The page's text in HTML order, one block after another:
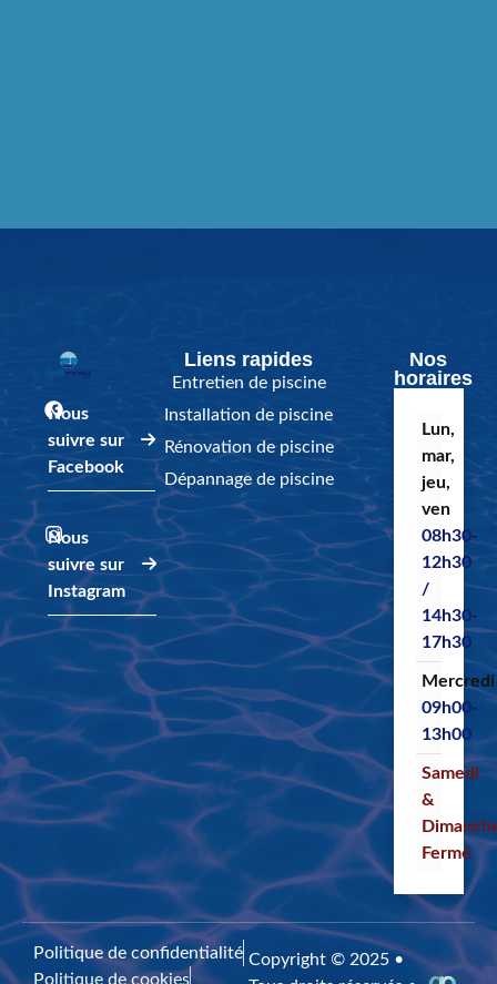
Nous
suivre sur
Facebook
Nous
suivre sur
Instagram
Liens rapides
Entretien de piscine
Installation de piscine
Rénovation de piscine
Dépannage de piscine
Nos
horaires
Lun,
mar,
jeu,
ven
08h30-
12h30
/
14h30-
17h30
Mercredi
09h00-
13h00
Samedi
&
Fermé
Politique de confidentialité
Politique de cookies
Copyright © 2025 •